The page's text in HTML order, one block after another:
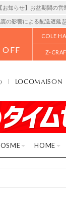
【お知らせ】お盆期間の
の影響による配送遅延
OFF
COLE
Z-
LOCOMAISON
HOME